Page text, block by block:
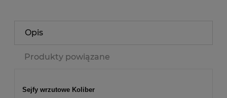
Opis
Produkty powiązane
Sejfy wrzutowe Koliber